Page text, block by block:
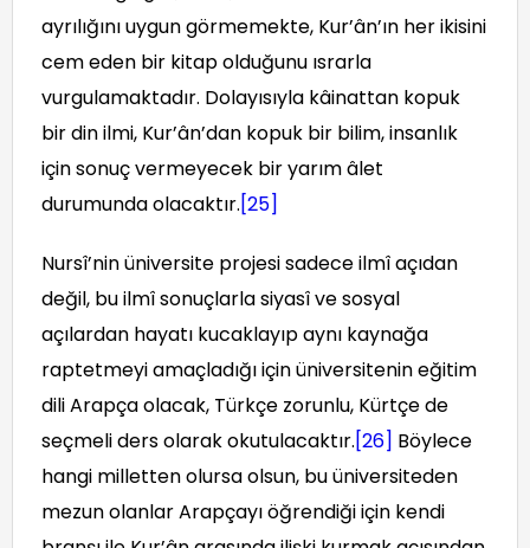
ayrılığını uygun görmemekte, Kur’ân’ın her ikisini
cem eden bir kitap olduğunu ısrarla
vurgulamaktadır. Dolayısıyla kâinattan kopuk
bir din ilmi, Kur’ân’dan kopuk bir bilim, insanlık
için sonuç vermeyecek bir yarım âlet
durumunda olacaktır.[25]
Nursî’nin üniversite projesi sadece ilmî açıdan
değil, bu ilmî sonuçlarla siyasî ve sosyal
açılardan hayatı kucaklayıp aynı kaynağa
raptetmeyi amaçladığı için üniversitenin eğitim
dili Arapça olacak, Türkçe zorunlu, Kürtçe de
seçmeli ders olarak okutulacaktır.[26] Böylece
hangi milletten olursa olsun, bu üniversiteden
mezun olanlar Arapçayı öğrendiği için kendi